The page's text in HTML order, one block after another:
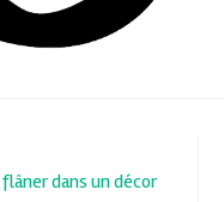
dans un décor